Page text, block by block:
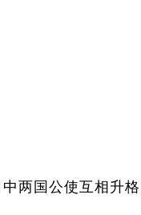
两国公使互相升